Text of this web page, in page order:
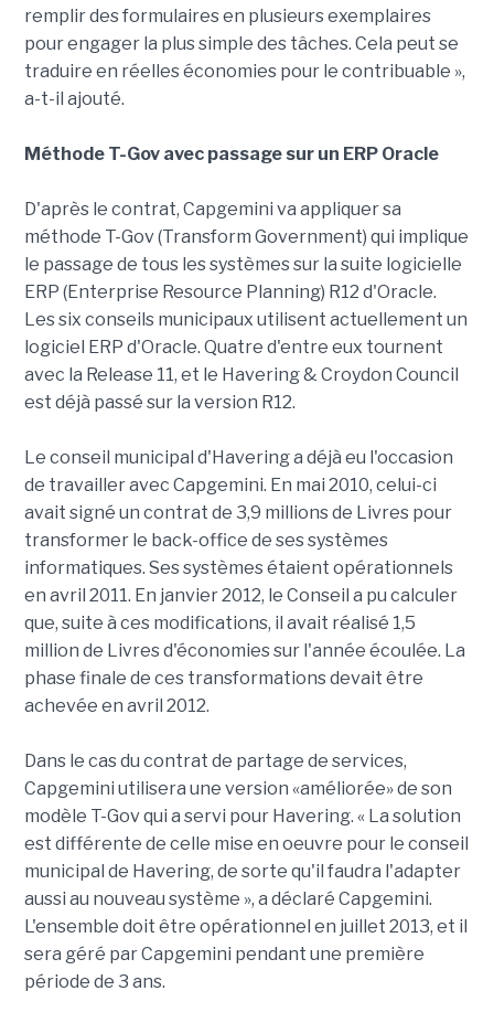
remplir des formulaires en plusieurs exemplaires
pour engager la plus simple des tâches. Cela peut se
traduire en réelles économies pour le contribuable »,
a-t-il ajouté.
Méthode T-Gov avec passage sur un ERP Oracle
D'après le contrat, Capgemini va appliquer sa
méthode T-Gov (Transform Government) qui implique
le passage de tous les systèmes sur la suite logicielle
ERP (Enterprise Resource Planning) R12 d'Oracle.
Les six conseils municipaux utilisent actuellement un
logiciel ERP d'Oracle. Quatre d'entre eux tournent
avec la Release 11, et le Havering & Croydon Council
est déjà passé sur la version R12.
Le conseil municipal d'Havering a déjà eu l'occasion
de travailler avec Capgemini. En mai 2010, celui-ci
avait signé un contrat de 3,9 millions de Livres pour
transformer le back-office de ses systèmes
informatiques. Ses systèmes étaient opérationnels
en avril 2011. En janvier 2012, le Conseil a pu calculer
que, suite à ces modifications, il avait réalisé 1,5
million de Livres d'économies sur l'année écoulée. La
phase finale de ces transformations devait être
achevée en avril 2012.
Dans le cas du contrat de partage de services,
Capgemini utilisera une version «améliorée» de son
modèle T-Gov qui a servi pour Havering. « La solution
est différente de celle mise en oeuvre pour le conseil
municipal de Havering, de sorte qu'il faudra l'adapter
aussi au nouveau système », a déclaré Capgemini.
L'ensemble doit être opérationnel en juillet 2013, et il
sera géré par Capgemini pendant une première
période de 3 ans.